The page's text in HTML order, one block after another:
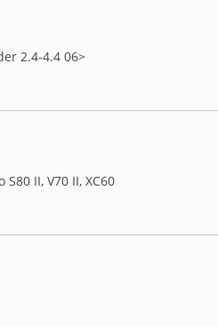
2.4-4.4 06>
II, V70 II, XC60